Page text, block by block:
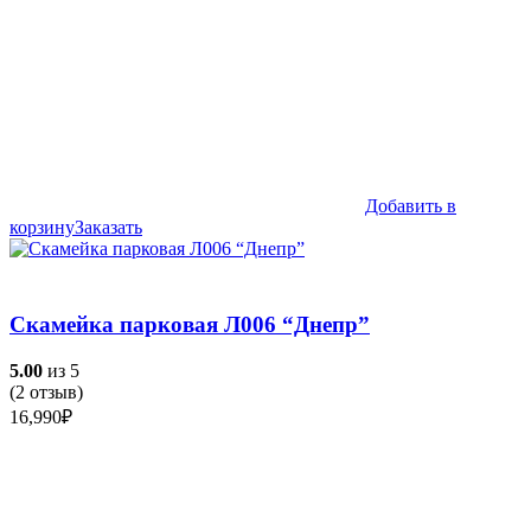
Добавить в
корзинуЗаказать
Скамейка парковая Л006 “Днепр”
5.00 из 5
(2 отзыв)
16,990₽